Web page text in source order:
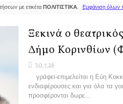
με ετικέτα ΠΟΛΙΤΙΣΤΙΚΑ Εμφάνιση όλων
Ξεκινά ο
Δήμο Κορινθίων
30.7.26
γράφει-επιμελείται η Εύη
ενδιαφέρουσες και για όλα τα
προσφέρονται δωρε...